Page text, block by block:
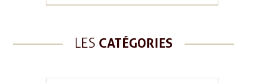
LES CATÉGORIES